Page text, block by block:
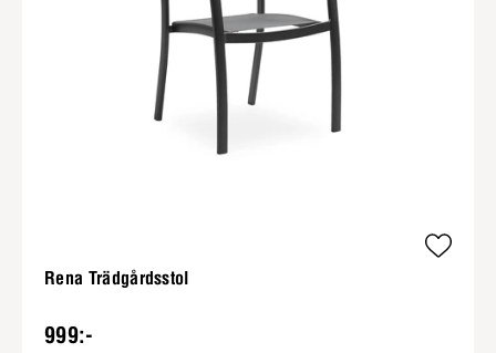
Rena Trädgårdsstol
999:-